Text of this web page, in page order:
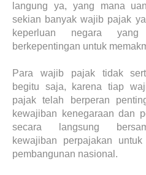
langung ya, yang mana
sekian banyak wajib pajak
keperluan negara
berkepentingan untuk
Para wajib pajak tidak
begitu saja, karena tiap
pajak telah berperan
kewajiban kenegaraan dan
secara langsung
kewajiban perpajakan
pembangunan nasional.